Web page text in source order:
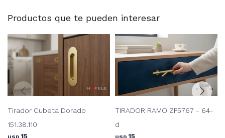
Productos que te pueden interesar
Tirador Cubeta Dorado
151.38.110
USD 15
TIRADOR RAMO ZP5767 - 64-
d
USD 15